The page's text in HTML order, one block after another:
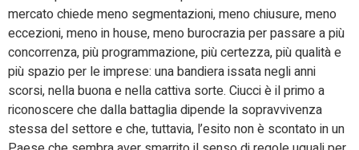
mercato chiede meno segmentazioni, meno chiusure, meno
eccezioni, meno in house, meno burocrazia per passare a più
concorrenza, più programmazione, più certezza, più qualità e
più spazio per le imprese: una bandiera issata negli anni
scorsi, nella buona e nella cattiva sorte. Ciucci è il primo a
riconoscere che dalla battaglia dipende la sopravvivenza
stessa del settore e che, tuttavia, l’esito non è scontato in un